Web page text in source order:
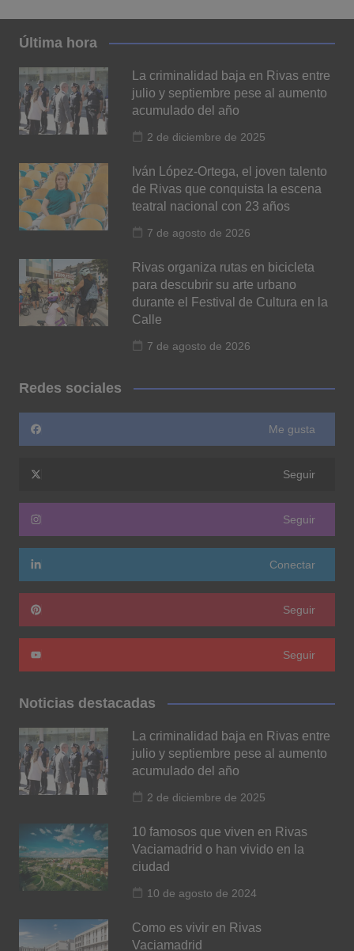
Última hora
La criminalidad baja en Rivas entre
julio y septiembre pese al aumento
acumulado del año
2 de diciembre de 2025
Iván López-Ortega, el joven talento
de Rivas que conquista la escena
teatral nacional con 23 años
7 de agosto de 2026
Rivas organiza rutas en bicicleta
para descubrir su arte urbano
durante el Festival de Cultura en la
Calle
7 de agosto de 2026
Redes sociales
Me gusta
Seguir
Seguir
Conectar
Seguir
Seguir
Noticias destacadas
La criminalidad baja en Rivas entre
julio y septiembre pese al aumento
acumulado del año
2 de diciembre de 2025
10 famosos que viven en Rivas
Vaciamadrid o han vivido en la
ciudad
10 de agosto de 2024
Como es vivir en Rivas
Vaciamadrid